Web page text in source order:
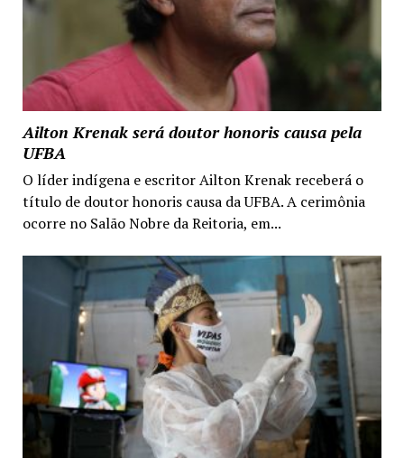
Ailton Krenak será doutor honoris causa pela
UFBA
O líder indígena e escritor Ailton Krenak receberá o
título de doutor honoris causa da UFBA. A cerimônia
ocorre no Salão Nobre da Reitoria, em...